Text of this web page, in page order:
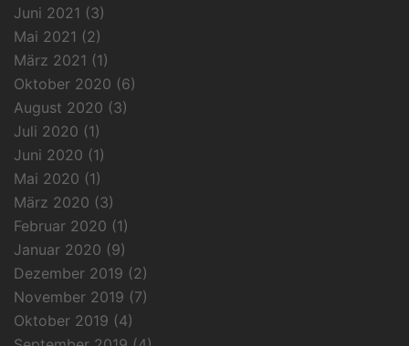
Juni 2021 (3)
Mai 2021 (2)
März 2021 (1)
Oktober 2020 (6)
August 2020 (3)
Juli 2020 (1)
Juni 2020 (1)
Mai 2020 (1)
März 2020 (3)
Februar 2020 (1)
Januar 2020 (9)
Dezember 2019 (2)
November 2019 (7)
Oktober 2019 (4)